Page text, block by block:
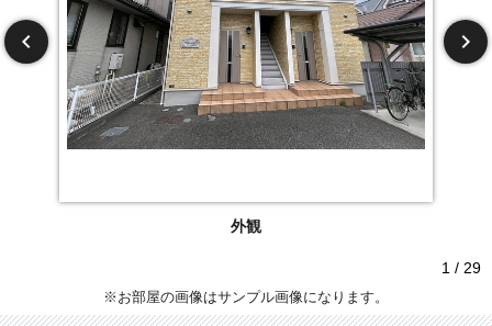
外観
1 / 29
※お部屋の画像はサンプル画像になります。